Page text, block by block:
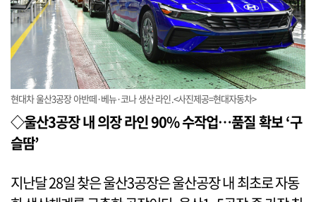
현대차 울산3공장 아반떼·베뉴·코나 생산 라인.<사진제공=현대자동차>
◇울산3공장 내 의장 라인 90% 수작업…품질 확보 ‘구
슬땀’
지난달 28일 찾은 울산3공장은 울산공장 내 최초로 자동